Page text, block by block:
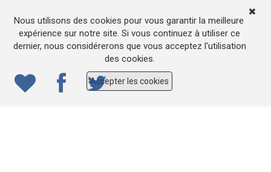
L’accessibilité de ce site
© 2022ONE.be– Production : Dew production – Tous
droits réservés – Webdesign: Lokidor
Nous utilisons des cookies pour vous garantir la meilleure
expérience sur notre site. Si vous continuez à utiliser ce
dernier, nous considérerons que vous acceptez l'utilisation
des cookies.
Accepter les cookies